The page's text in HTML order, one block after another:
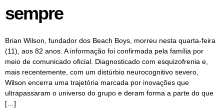
sempre
Brian Wilson, fundador dos Beach Boys, morreu nesta quarta-feira
(11), aos 82 anos. A informação foi confirmada pela família por
meio de comunicado oficial. Diagnosticado com esquizofrenia e,
mais recentemente, com um distúrbio neurocognitivo severo,
Wilson encerra uma trajetória marcada por inovações que
ultrapassaram o universo do grupo e deram forma a parte do que
[…]